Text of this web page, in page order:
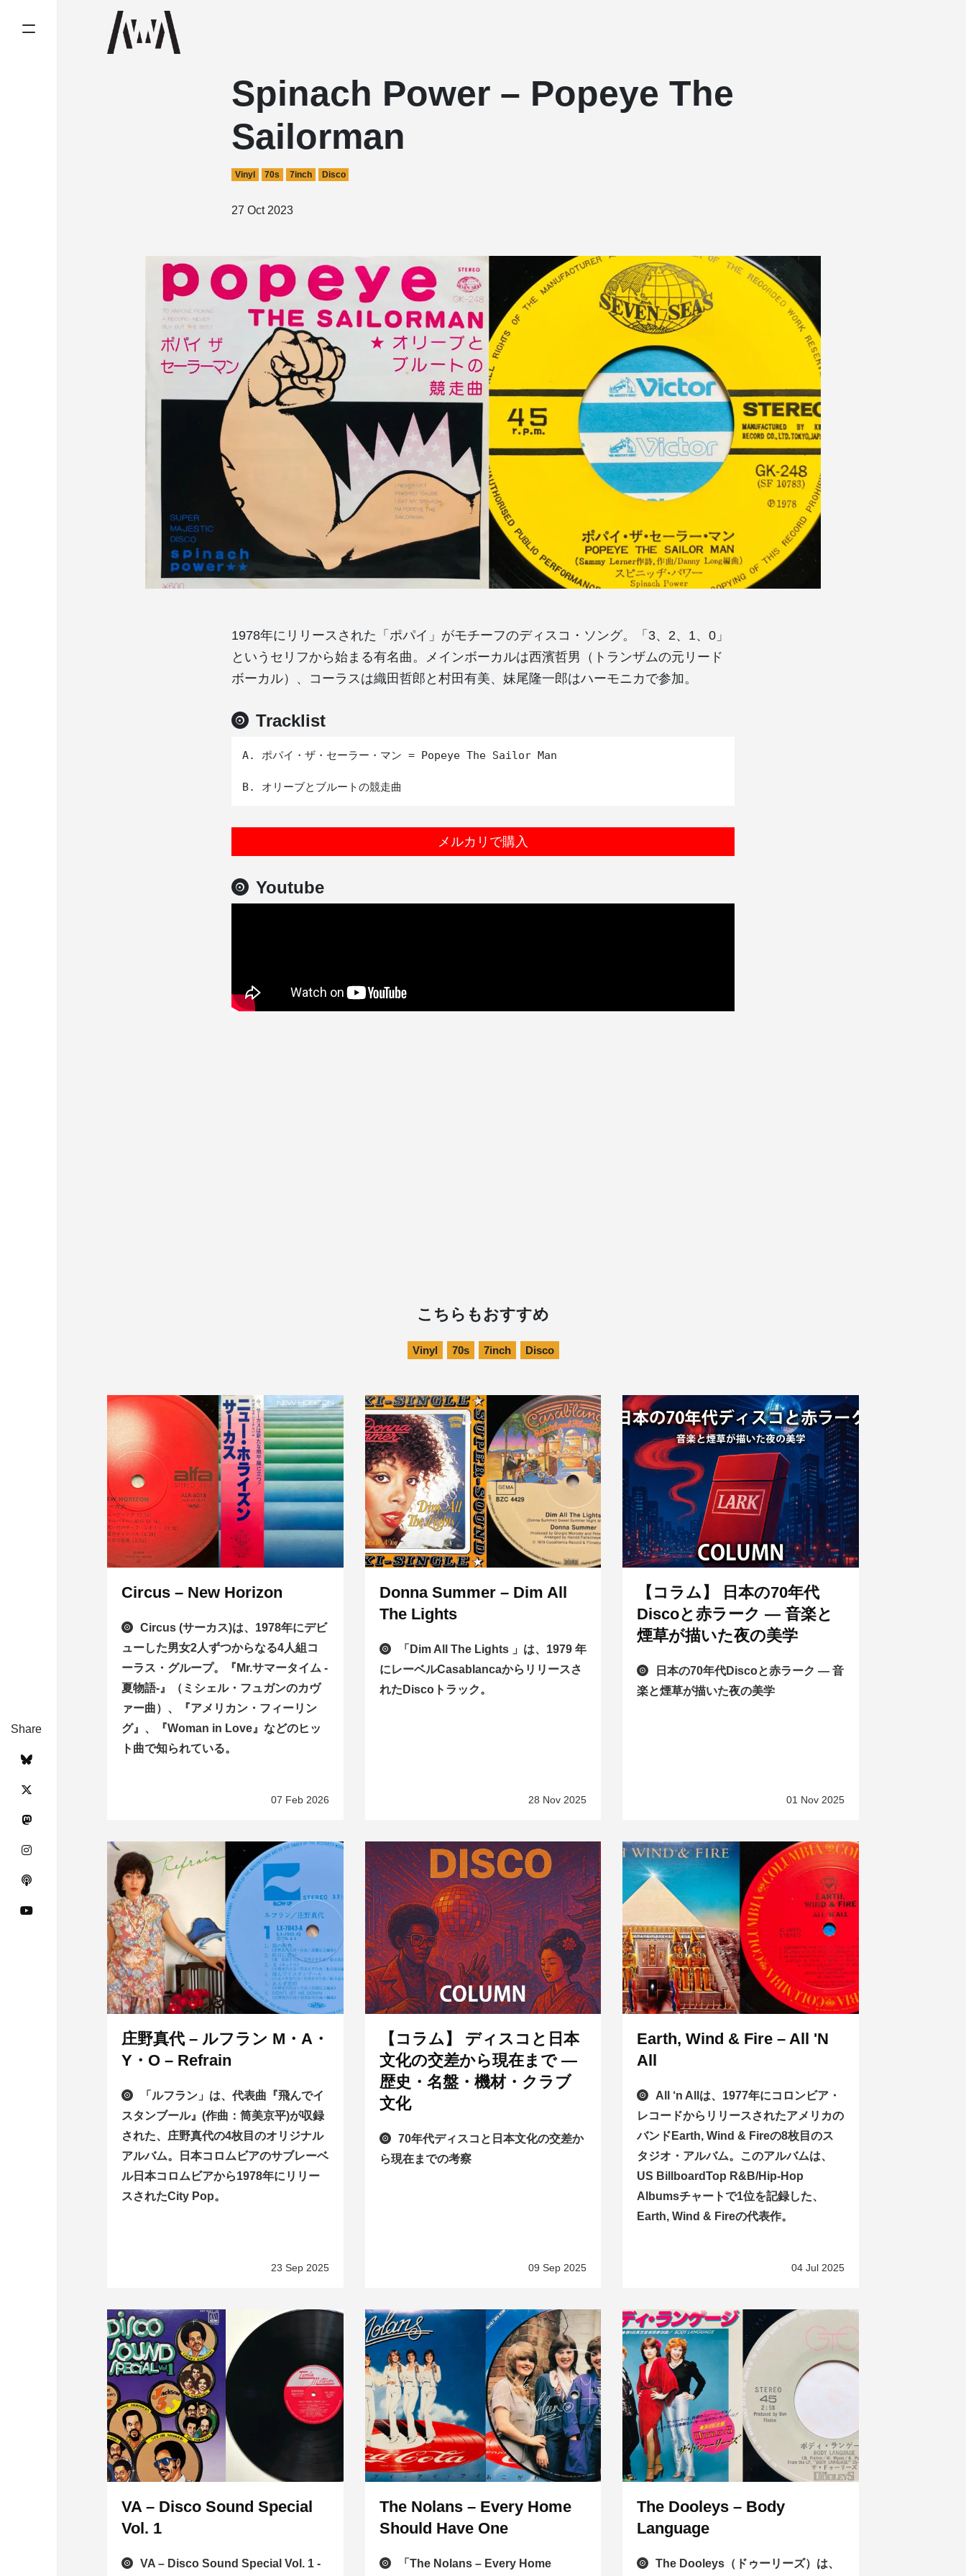
Spinach Power – Popeye The
Sailorman
Vinyl 70s 7inch Disco
27 Oct 2023
1978年にリリースされた「ポパイ」がモチーフのディスコ・ソング。「3、2、1、0」
というセリフから始まる有名曲。メインボーカルは西濱哲男（トランザムの元リード
ボーカル）、コーラスは織田哲郎と村田有美、妹尾隆一郎はハーモニカで参加。
Tracklist
A. ポパイ・ザ・セーラー・マン = Popeye The Sailor Man
メルカリで購入
Youtube
Share
こちらもおすすめ
Vinyl 70s 7inch Disco
Circus – New Horizon
Circus (サーカス)は、1978年にデビ
ューした男女2人ずつからなる4人組コ
ーラス・グループ。『Mr.サマータイム -
夏物語-』（ミシェル・フュガンのカヴ
ァー曲）、『アメリカン・フィーリン
グ』、『Woman in Love』などのヒッ
ト曲で知られている。
07 Feb 2026
Donna Summer – Dim All
The Lights
「Dim All The Lights 」は、1979 年
にレーベルCasablancaからリリースさ
れたDiscoトラック。
28 Nov 2025
【コラム】 日本の70年代
Discoと赤ラーク ― 音楽と
煙草が描いた夜の美学
日本の70年代Discoと赤ラーク ― 音
楽と煙草が描いた夜の美学
01 Nov 2025
庄野真代 – ルフラン M・A・
Y・O – Refrain
「ルフラン」は、代表曲『飛んでイ
スタンブール』(作曲：筒美京平)が収録
された、庄野真代の4枚目のオリジナル
アルバム。日本コロムビアのサブレーベ
ル日本コロムビアから1978年にリリー
スされたCity Pop。
23 Sep 2025
【コラム】 ディスコと日本
文化の交差から現在まで —
歴史・名盤・機材・クラブ
文化
70年代ディスコと日本文化の交差か
ら現在までの考察
09 Sep 2025
Earth, Wind & Fire – All 'N
All
All ‘n Allは、1977年にコロンビア・
レコードからリリースされたアメリカの
バンドEarth, Wind & Fireの8枚目のス
タジオ・アルバム。このアルバムは、
US BillboardTop R&B/Hip-Hop
Albumsチャートで1位を記録した、
Earth, Wind & Fireの代表作。
04 Jul 2025
VA – Disco Sound Special
Vol. 1
VA – Disco Sound Special Vol. 1 -
The Nolans – Every Home
Should Have One
「The Nolans – Every Home
The Dooleys – Body
Language
The Dooleys（ドゥーリーズ）は、